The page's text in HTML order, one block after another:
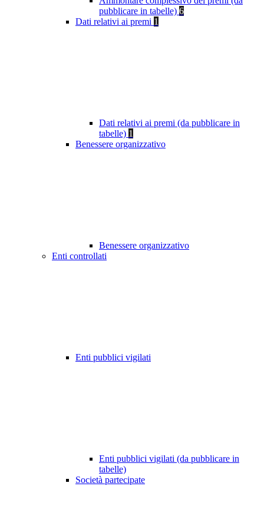
pubblicare in tabelle) 6
Dati relativi ai premi 1
Dati relativi ai premi (da pubblicare in
tabelle) 1
Benessere organizzativo
Benessere organizzativo
Enti controllati
Enti pubblici vigilati
Enti pubblici vigilati (da pubblicare in
tabelle)
Società partecipate